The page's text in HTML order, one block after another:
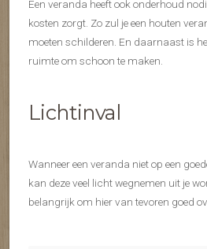
Een veranda heeft ook onderhoud
kosten zorgt. Zo zul je een houten
moeten schilderen. En daarnaast is
ruimte om schoon te maken.
Lichtinval
Wanneer een veranda niet op een
kan deze veel licht wegnemen uit je
belangrijk om hier van tevoren goed